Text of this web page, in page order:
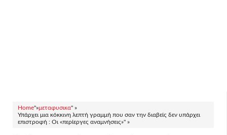
Home"»μεταφυσικα" »
Υπάρχει μια κόκκινη λεπτή γραμμή που σαν την διαβείς δεν υπάρχει
επιστροφή : Οι «περίεργες αναμνήσεις»" »